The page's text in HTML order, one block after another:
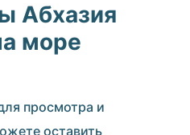
Абхазия
море
просмотра и
оставить